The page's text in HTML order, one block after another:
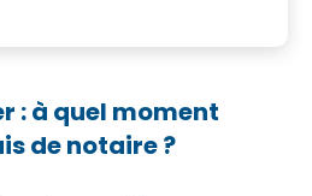
: à quel moment
de notaire ?